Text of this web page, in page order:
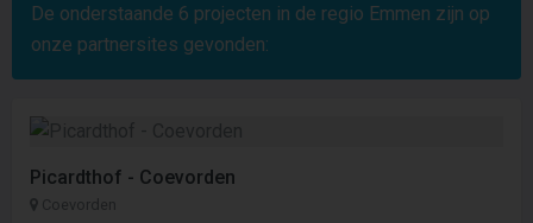
De onderstaande 6 projecten in de regio Emmen zijn op
onze partnersites gevonden:
Picardthof - Coevorden
Coevorden